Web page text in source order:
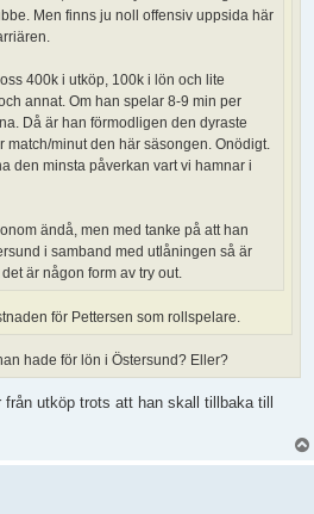
Men finns ju noll offensiv uppsida här
400k i utköp, 100k i lön och lite
annat. Om han spelar 8-9 min per
Då är han förmodligen den dyraste
match/minut den här säsongen. Onödigt.
den minsta påverkan vart vi hamnar i
ändå, men med tanke på att han
i samband med utlåningen så är
är någon form av try out.
för Pettersen som rollspelare.
hade för lön i Östersund? Eller?
från utköp trots att han skall tillbaka till